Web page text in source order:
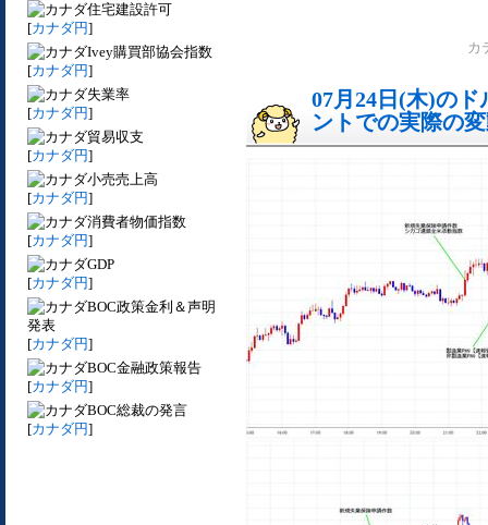
住宅建設許可
[カナダ円]
Ivey購買部協会指数
[カナダ円]
失業率
[カナダ円]
貿易収支
[カナダ円]
小売売上高
[カナダ円]
消費者物価指数
[カナダ円]
GDP
[カナダ円]
BOC政策金利＆声明
発表
[カナダ円]
BOC金融政策報告
[カナダ円]
BOC総裁の発言
[カナダ円]
カ
07月24日(木)の
ントでの実際の